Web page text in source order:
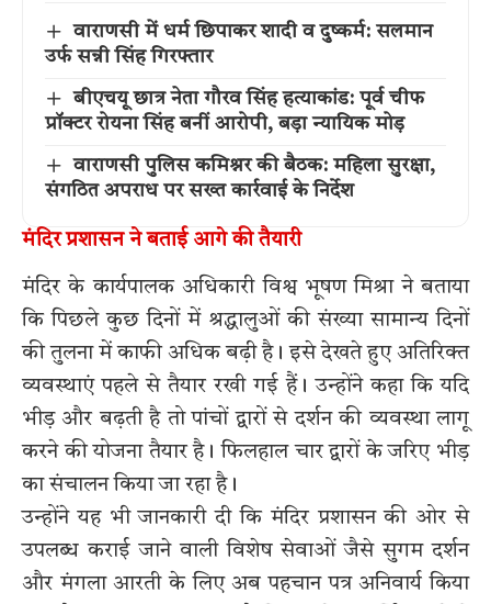
वाराणसी में धर्म छिपाकर शादी व दुष्कर्म: सलमान
उर्फ सन्नी सिंह गिरफ्तार
बीएचयू छात्र नेता गौरव सिंह हत्याकांड: पूर्व चीफ
प्रॉक्टर रोयना सिंह बनीं आरोपी, बड़ा न्यायिक मोड़
वाराणसी पुलिस कमिश्नर की बैठक: महिला सुरक्षा,
संगठित अपराध पर सख्त कार्रवाई के निर्देश
मंदिर प्रशासन ने बताई आगे की तैयारी
मंदिर के कार्यपालक अधिकारी विश्व भूषण मिश्रा ने बताया
कि पिछले कुछ दिनों में श्रद्धालुओं की संख्या सामान्य दिनों
की तुलना में काफी अधिक बढ़ी है। इसे देखते हुए अतिरिक्त
व्यवस्थाएं पहले से तैयार रखी गई हैं। उन्होंने कहा कि यदि
भीड़ और बढ़ती है तो पांचों द्वारों से दर्शन की व्यवस्था लागू
करने की योजना तैयार है। फिलहाल चार द्वारों के जरिए भीड़
का संचालन किया जा रहा है।
उन्होंने यह भी जानकारी दी कि मंदिर प्रशासन की ओर से
उपलब्ध कराई जाने वाली विशेष सेवाओं जैसे सुगम दर्शन
और मंगला आरती के लिए अब पहचान पत्र अनिवार्य किया